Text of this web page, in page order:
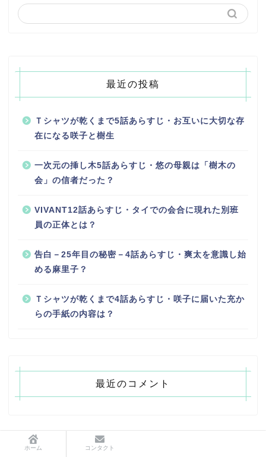
最近の投稿
Ｔシャツが乾くまで5話あらすじ・お互いに大切な存
在になる咲子と樹生
一次元の挿し木5話あらすじ・悠の母親は「樹木の
会」の信者だった？
VIVANT12話あらすじ・タイでの会合に現れた別班
員の正体とは？
告白－25年目の秘密－4話あらすじ・爽太を意識し始
める麻里子？
Ｔシャツが乾くまで4話あらすじ・咲子に届いた充か
らの手紙の内容は？
最近のコメント
ホーム コンタクト